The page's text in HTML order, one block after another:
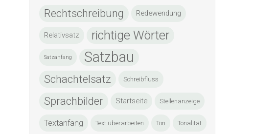
Rechtschreibung Redewendung
Relativsatz richtige Wörter
Satzanfang Satzbau
Schachtelsatz Schreibfluss
Sprachbilder Startseite Stellenanzeige
Textanfang Text überarbeiten Ton Tonalität